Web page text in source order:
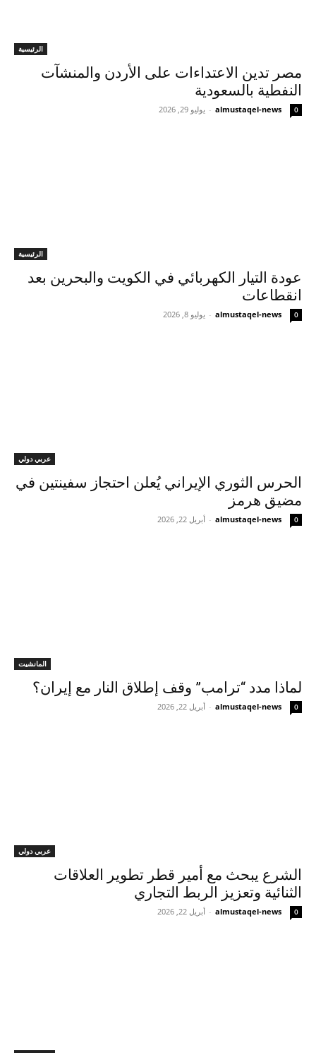
الرئيسية
مصر تدين الاعتداءات على الأردن والمنشآت
النفطية بالسعودية
almustaqel-news
- يوليو 29, 2026 0
الرئيسية
عودة التيار الكهربائي في الكويت والبحرين بعد
انقطاعات
almustaqel-news
- يوليو 8, 2026 0
عربي دولي
الحرس الثوري الإيراني يُعلن احتجاز سفينتين في
مضيق هرمز
almustaqel-news
- أبريل 22, 2026 0
المانشيت
لماذا مدد “ترامب” وقف إطلاق النار مع إيران؟
almustaqel-news
- أبريل 22, 2026 0
عربي دولي
الشرع يبحث مع أمير قطر تطوير العلاقات
الثنائية وتعزيز الربط التجاري
almustaqel-news
- أبريل 22, 2026 0